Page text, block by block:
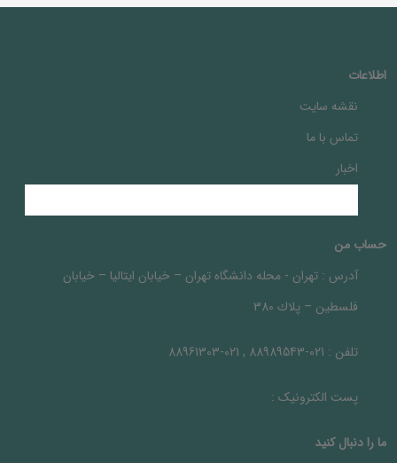
اطلاعات
نقشه سایت
تماس با ما
اخبار
حساب من
آدرس : تهران - محله دانشگاه تهران – خيابان ايتاليا – خيابان
فلسطين – پلاك 380
تلفن : 021-88989543 , 021-88961303
پست الکترونیک :
ما را دنبال کنيد